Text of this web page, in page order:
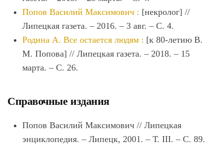
Попов Василий Максимович : [некролог] //
Липецкая газета. – 2016. – 3 авг. – С. 4.
Родина А. Все остается людям : [к 80-летию В.
М. Попова] // Липецкая газета. – 2018. – 15
марта. – С. 26.
Справочные издания
Попов Василий Максимович // Липецкая
энциклопедия. – Липецк, 2001. – Т. III. – С. 89.